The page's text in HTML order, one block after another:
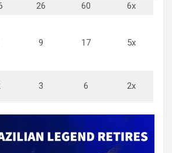
26 60
6x
9 17 5x
3 6 2x